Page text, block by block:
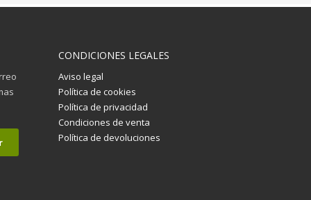
CONDICIONES LEGALES
Aviso legal
Política de cookies
Política de privacidad
Condiciones de venta
Política de devoluciones